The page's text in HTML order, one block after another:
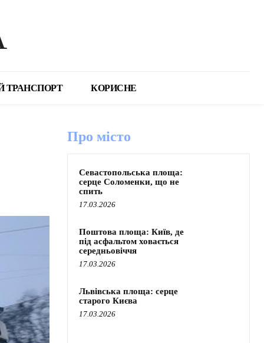
ТРАНСПОРТ КОРИСНЕ
Про місто
Севастопольська площа:
серце Соломенки, що не
спить
17.03.2026
Поштова площа: Київ, де
під асфальтом ховається
середньовіччя
17.03.2026
Львівська площа: серце
старого Києва
17.03.2026